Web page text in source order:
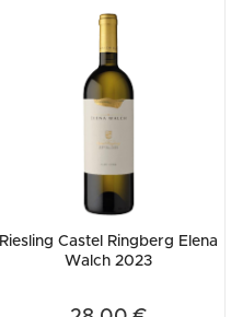
Riesling Castel Ringberg Elena
Walch 2023